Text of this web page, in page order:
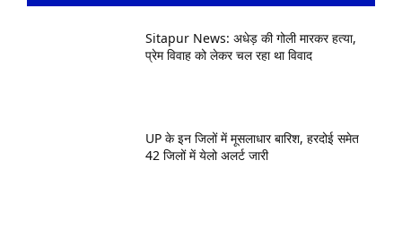
Sitapur News: अधेड़ की गोली मारकर हत्या,
प्रेम विवाह को लेकर चल रहा था विवाद
UP के इन जिलों में मूसलाधार बारिश, हरदोई समेत
42 जिलों में येलो अलर्ट जारी